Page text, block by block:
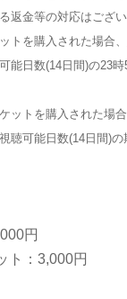
返金等の対応はござい
トを購入された場合
能日数(14日間)の23
ットを購入された場
聴可能日数(14日間)
円
ト：3,000円